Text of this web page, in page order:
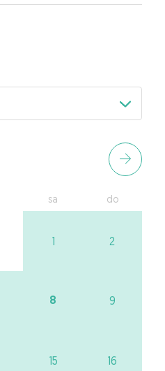
sa do
1 2
8 9
15 16